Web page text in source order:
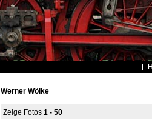
Werner Wölke
Zeige Fotos 1 - 50